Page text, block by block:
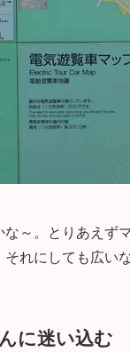
～。とりあえず
れにしても広いな
に迷い込む